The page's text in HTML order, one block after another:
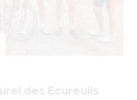
des Ecureuils